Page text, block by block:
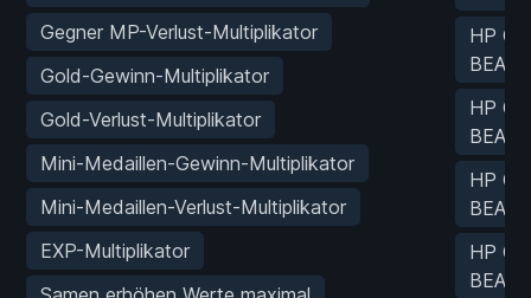
Gegner MP-Verlust-Multiplikator
Gold-Gewinn-Multiplikator
Gold-Verlust-Multiplikator
Mini-Medaillen-Gewinn-Multiplikator
Mini-Medaillen-Verlust-Multiplikator
EXP-Multiplikator
HP
HP
HP
HP